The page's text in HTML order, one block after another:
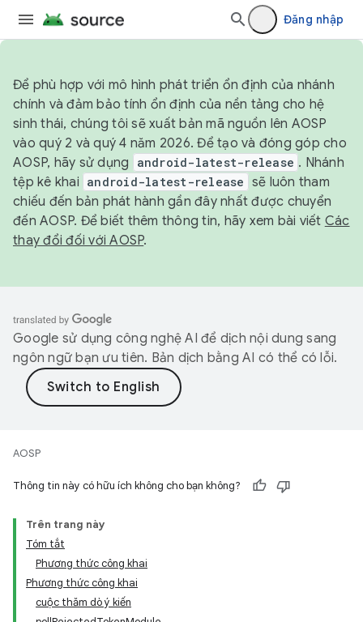
Đăng nhập
Để phù hợp với mô hình phát triển ổn định của nhánh
chính và đảm bảo tính ổn định của nền tảng cho hệ
sinh thái, chúng tôi sẽ xuất bản mã nguồn lên AOSP
vào quý 2 và quý 4 năm 2026. Để tạo và đóng góp cho
AOSP, hãy sử dụng
android-latest-release . Nhánh
tệp kê khai android-latest-release sẽ luôn tham
chiếu đến bản phát hành gần đây nhất được chuyển
đến AOSP. Để biết thêm thông tin, hãy xem bài viết Các
thay đổi đối với AOSP.
Google sử dụng công nghệ AI để dịch nội dung sang
ngôn ngữ bạn ưu tiên. Bản dịch bằng AI có thể có lỗi.
AOSP
Thông tin này có hữu ích không cho bạn không?
Trên trang này
Tóm tắt
Phương thức công khai
Phương thức công khai
cuộc thăm dò ý kiến